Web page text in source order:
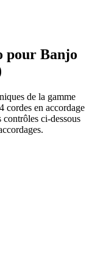
pour Banjo
de la gamme
cordes en accordage
ci-dessous